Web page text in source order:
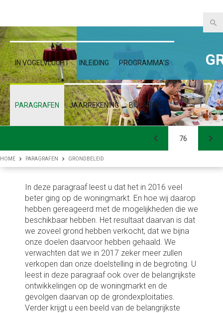
Jaarstukken 2016
IN VOGELVLUCHT
De financiën op orde
INLEIDING PROGRAMMA'S
Met elan samen DOOR: Bestuur,
(wijk)organisatie, burgerzaken
en financiën
Jeugd en onderwijs
Apeldoorn activeert
Maatschappelijke ondersteuning
Cultuur, erfgoed, evenementen
en sport
Door! met de buitenstad
PARAGRAFEN
Onderhoud kapitaalgoederen
verbonden partijen
Grondbeleid
Lokale heffingen
Bedrijfsvoering
vastgoed
Dienstverlening
JAARREKENING
Balans
2016
termijn
Overzicht van baten en lasten
(programmarekening)
WNT
BIJLAGEN
Staat van reserves en
Specificatie
(BROA)
Specificatie Algemene
Specificatie reserve
projecten
Specificatie over te boeken
kredieten
Staat van investeringen en
kapitaallasten
HOME PARAGRAFEN GRONDBELEID
In deze paragraaf leest u dat het in 2016 veel
beter ging op de woningmarkt. En hoe wij daarop
hebben gereageerd met de mogelijkheden die we
beschikbaar hebben. Het resultaat daarvan is dat
we zoveel grond hebben verkocht, dat we bijna
onze doelen daarvoor hebben gehaald. We
verwachten dat we in 2017 zeker meer zullen
verkopen dan onze doelstelling in de begroting. U
leest in deze paragraaf ook over de belangrijkste
ontwikkelingen op de woningmarkt en de
gevolgen daarvan op de grondexploitaties.
Verder krijgt u een beeld van de belangrijkste